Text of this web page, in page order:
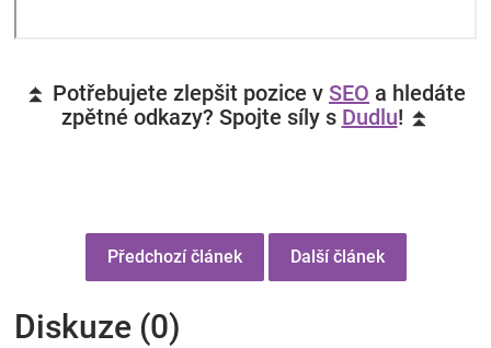
⏫ Potřebujete zlepšit pozice v SEO a hledáte
zpětné odkazy? Spojte síly s Dudlu! ⏫
Předchozí článek Další článek
Diskuze (0)